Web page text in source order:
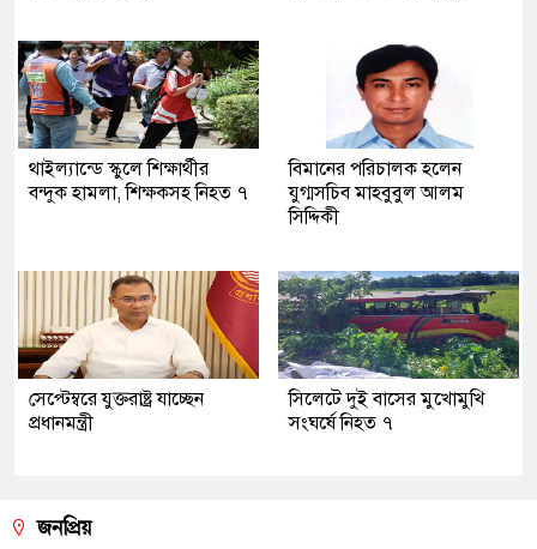
থাইল্যান্ডে স্কুলে শিক্ষার্থীর
বন্দুক হামলা, শিক্ষকসহ নিহত ৭
বিমানের পরিচালক হলেন
যুগ্মসচিব মাহবুবুল আলম
সিদ্দিকী
সেপ্টেম্বরে যুক্তরাষ্ট্র যাচ্ছেন
প্রধানমন্ত্রী
সিলেটে দুই বাসের মুখোমুখি
সংঘর্ষে নিহত ৭
জনপ্রিয়